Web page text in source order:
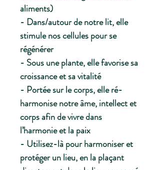
aliments)
- Dans/autour de notre lit, elle
stimule nos cellules pour se
régénérer
- Sous une plante, elle favorise sa
croissance et sa vitalité
- Portée sur le corps, elle ré-
harmonise notre âme, intellect et
corps afin de vivre dans
l’harmonie et la paix
- Utilisez-là pour harmoniser et
protéger un lieu, en la plaçant